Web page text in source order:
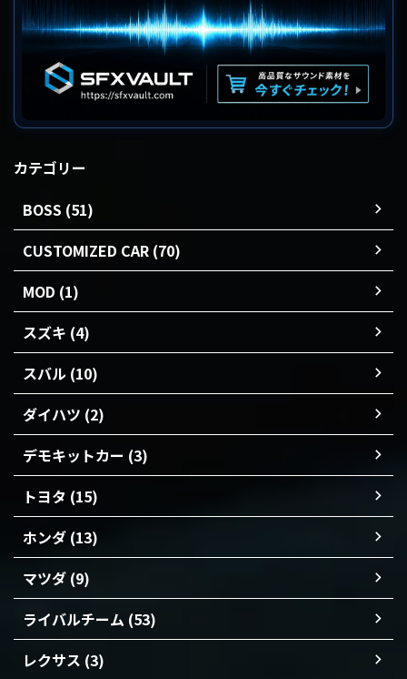
カテゴリー
BOSS (51)
CUSTOMIZED CAR (70)
MOD (1)
スズキ (4)
スバル (10)
ダイハツ (2)
デモキットカー (3)
トヨタ (15)
ホンダ (13)
マツダ (9)
ライバルチーム (53)
レクサス (3)